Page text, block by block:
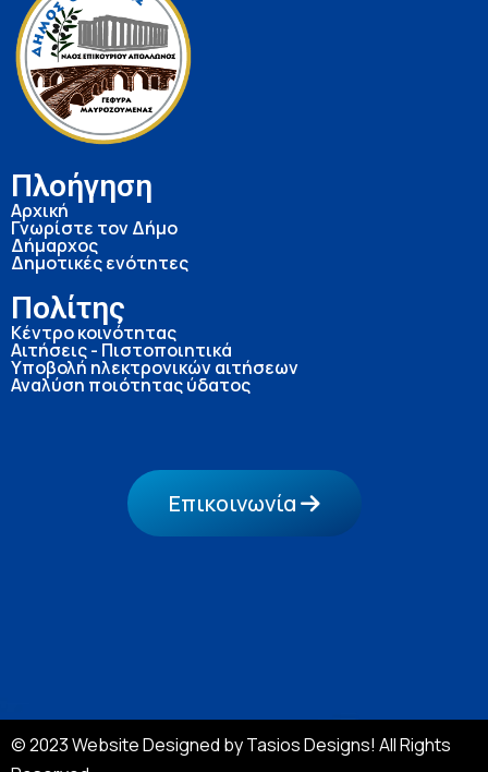
Πλοήγηση
Αρχική
Γνωρίστε τον Δήμο
Δήμαρχος
Δημοτικές ενότητες
Πολίτης
Κέντρο κοινότητας
Αιτήσεις - Πιστοποιητικά
Υποβολή ηλεκτρονικών αιτήσεων
Αναλύση ποιότητας ύδατος
Επικοινωνία
© 2023 Website Designed by Tasios Designs! All Rights